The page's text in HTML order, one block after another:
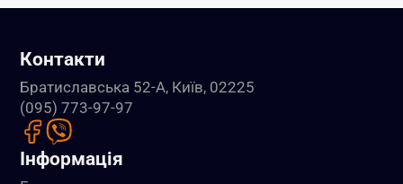
Контакти
Братиславська 52-А, Київ, 02225
(095) 773-97-97
Інформація